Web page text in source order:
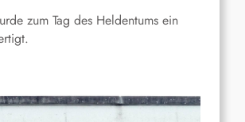
zum Tag des Heldentums ein